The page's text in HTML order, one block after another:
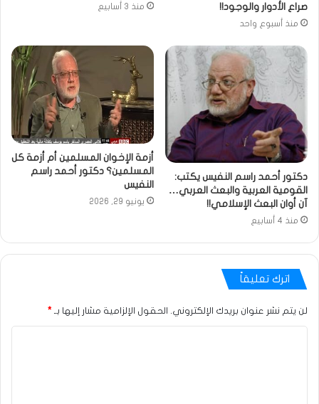
صراع الأدوار والوجود!!
منذ أسبوع واحد
منذ 3 أسابيع
دكتور أحمد راسم النفيس يكتب:
القومية العربية والبعث العربي…
آن أوان البعث الإسلامي!!
منذ 4 أسابيع
أزمة الإخوان المسلمين أم أزمة كل
المسلمين؟ دكتور أحمد راسم
النفيس
يونيو 29, 2026
اترك تعليقاً
لن يتم نشر عنوان بريدك الإلكتروني. الحقول الإلزامية مشار إليها بـ *